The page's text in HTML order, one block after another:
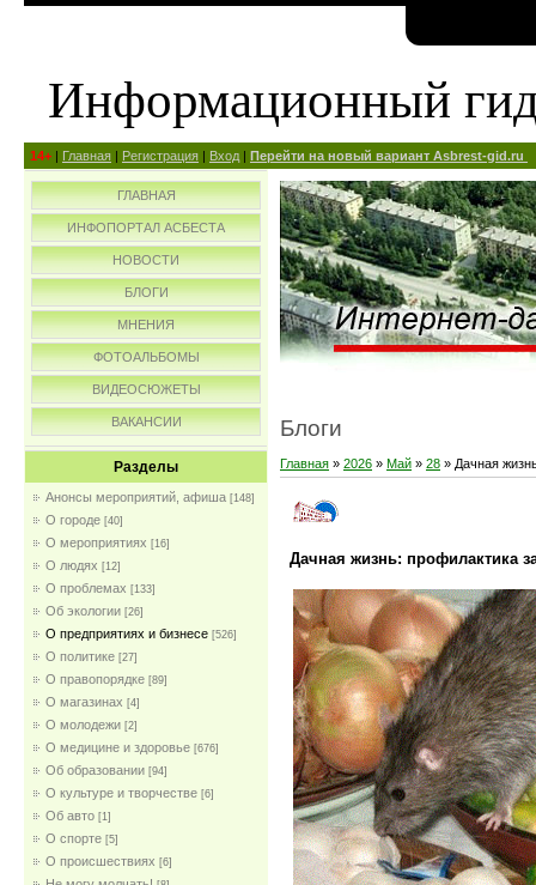
Информационный
14+ | Главная | Регистрация | Вход | Перейти на новый вариант Asbrest-gid.ru
ГЛАВНАЯ
ИНФОПОРТАЛ АСБЕСТА
НОВОСТИ
БЛОГИ
МНЕНИЯ
ФОТОАЛЬБОМЫ
ВИДЕОСЮЖЕТЫ
ВАКАНСИИ
Разделы
Анонсы мероприятий, афиша [148]
О городе [40]
О мероприятиях [16]
О людях [12]
О проблемах [133]
Об экологии [26]
О предприятиях и бизнесе [526]
О политике [27]
О правопорядке [89]
О магазинах [4]
О молодежи [2]
О медицине и здоровье [676]
Об образовании [94]
О культуре и творчестве [6]
Об авто [1]
О спорте [5]
О происшествиях [6]
Блоги
Главная » 2026 » Май » 28 » Дачная
Дачная жизнь: профилактика